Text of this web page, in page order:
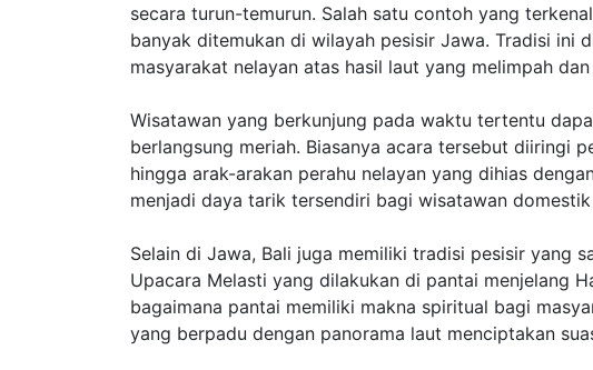
secara turun-temurun. Salah satu contoh yang
banyak ditemukan di wilayah pesisir Jawa. Tradisi ini
masyarakat nelayan atas hasil laut yang melimpah
Wisatawan yang berkunjung pada waktu tertentu
berlangsung meriah. Biasanya acara tersebut diiringi
hingga arak-arakan perahu nelayan yang dihias
menjadi daya tarik tersendiri bagi wisatawan
Selain di Jawa, Bali juga memiliki tradisi pesisir yang
Upacara Melasti yang dilakukan di pantai menjelang
bagaimana pantai memiliki makna spiritual bagi
yang berpadu dengan panorama laut menciptakan